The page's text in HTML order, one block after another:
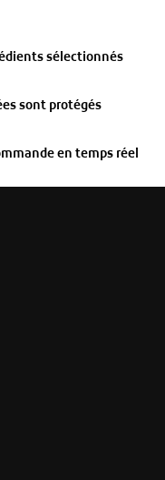
sélectionnés
sont protégés
en temps réel